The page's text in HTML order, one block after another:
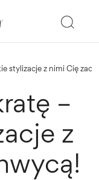
stylizacje z nimi Cię
–
z